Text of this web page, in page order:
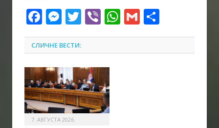
Facebook
Messenger
Twitter
ViberWhatsApp
Gmail
СЛИЧНЕ ВЕСТИ:
7. АВГУСТА 2026.